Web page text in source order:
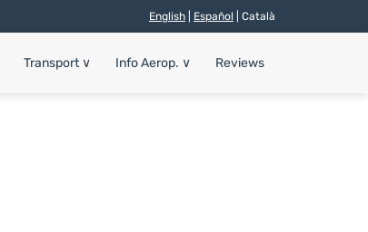
English Español | Català
Transport ∨ Info Aerop. ∨ Reviews